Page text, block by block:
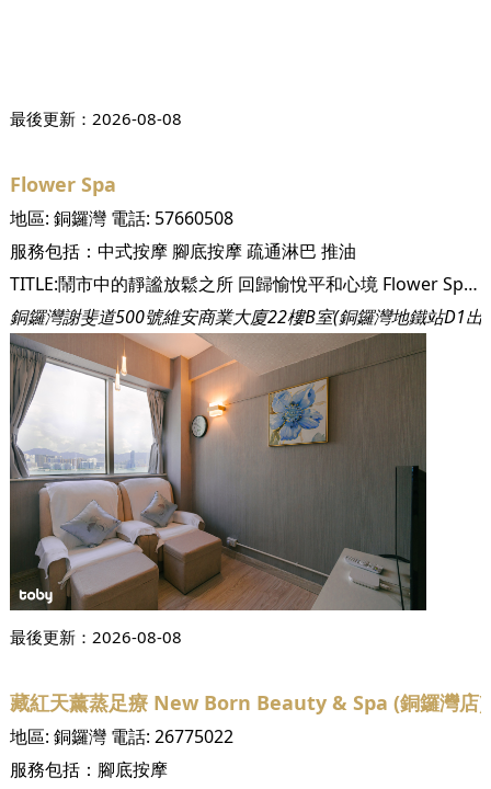
最後更新： 2026-08-08
Flower Spa
地區: 銅鑼灣電話: 57660508
服務包括： 中式按摩 腳底按摩疏通淋巴 推油
TITLE:鬧市中的靜謐放鬆之所 回歸愉悅平和心境 Flower Spa 位於人群熙攘的銅鑼灣，卻異於繁華鬧市，提供了一個靜謐空間予忙錄的都市人。Flower Spa 店主明白香港人的忙碌，更希望Flower Spa 可成為繁忙都市人的一片喘息空間，因此店舖主打舒適休閒，裝修以暖黃色及粉藍色為主調，設計柔和溫暖，讓人踏進Flower Spa時立刻感受到一份舒適感，而店舖選址更面向湛藍海港，如此美景，即便靜靜欣賞也能自然恢復平和心情，配合Flower Spa的按摩服務則更進一步暫忘煩惱。 https://staticfiles2.hellotoby.com/gallery/2022/08/44809051.jpeg TITLE:彈性獨立房間 按顧客需求調整 Flower Spa如許多按摩店一般，擁有寧靜的按摩獨立房間，但市面大多按摩店的獨立房間只擺放床位，因此顧客進行腳部按摩一般都會於大堂進行，Flower Spa卻不但有床位獨立房，還有單獨的腳位按摩房，讓你可以更安心自在地與同行好友聊天！Flower Spa的床位按摩房則可分為單人獨立房，亦可調整為雙人獨立房，彈性滿足不同顧客的需求，而大廳的座位安排亦很彈性，假如3位同行，店主便會調整按摩椅數量，安排大家坐在一起，齊放鬆齊享樂。 https://staticfiles2.hellotoby.com/gallery/2022/08/13505378.jpeg https://staticfiles2.hellotoby.com/gallery/2022/08/63917879.jpeg TITLE:按摩年資高達二十年 為你提供有效舒服的按摩 Flower Spa的按摩師傅平均擁有10-20年按摩經驗，曾於深圳知名水療會以及本港著名美容院工作，可見其實力得到認證，配合店主親測有效的按摩精油及按摩儀器，兩者雙結合，保證有效舒緩你的身體疲勞，放鬆心情，讓你在短短數小時內得療癒之感！ https://staticfiles2.hellotoby.com/gallery/2022/08/33214455.jpeg TITLE:設身處地照料客人 力求精益求精 Flower Spa 會設身處地考慮每位顧客的服務感，若然按摩途中，顧客感到不舒服或不適應，便可以透過WhatsApp告知店主...
銅鑼灣謝斐道500號維安商業大廈22樓B室(銅鑼灣地鐵站D1出
最後更新： 2026-08-08
藏紅天薰蒸足療 New Born Beauty & Spa (銅鑼灣店)
地區: 銅鑼灣電話: 26775022
服務包括： 腳底按摩